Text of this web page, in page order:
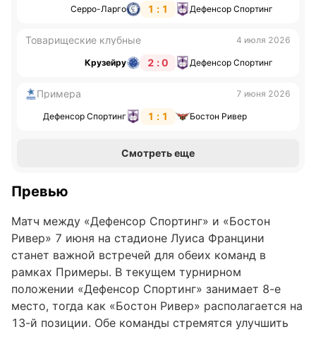
Серро-Ларго 1 : 1 Дефенсор Спортинг
Товарищеские клубные 4 июля 2026
Крузейру 2 : 0 Дефенсор Спортинг
Примера 7 июня 2026
Дефенсор Спортинг 1 : 1 Бостон Ривер
Смотреть еще
Превью
Матч между «Дефенсор Спортинг» и «Бостон
Ривер» 7 июня на стадионе Луиса Францини
станет важной встречей для обеих команд в
рамках Примеры. В текущем турнирном
положении «Дефенсор Спортинг» занимает 8-е
место, тогда как «Бостон Ривер» располагается на
13-й позиции. Обе команды стремятся улучшить